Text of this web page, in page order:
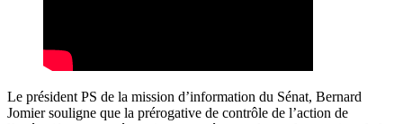
Le président PS de la mission d’information du Sénat, Bernard
Jomier souligne que la prérogative de contrôle de l’action de